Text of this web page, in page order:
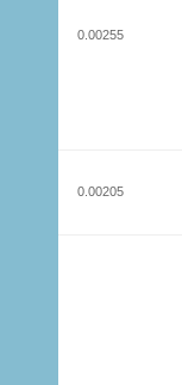
0.00255
0.00205